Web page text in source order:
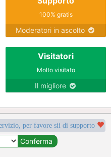
100% gratis
Moderatori in ascolto
Visitatori
Molto visitato
Il migliore
per favore sii di supporto